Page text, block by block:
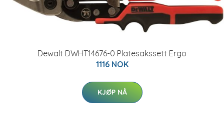
Dewalt DWHT14676-0 Platesakssett Ergo
1116 NOK
KJØP NÅ